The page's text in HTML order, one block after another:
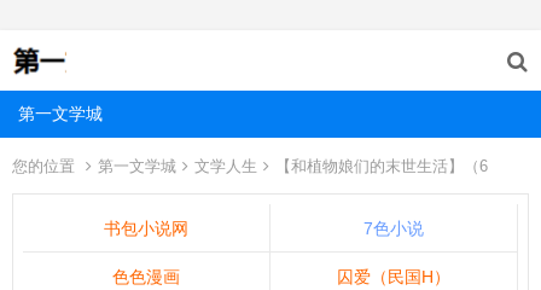
第一文学城
您的位置 第一文学城 文学人生 【和植物娘们的末世生活】（6
书包小说网 7色小说
色色漫画 囚爱（民国H）